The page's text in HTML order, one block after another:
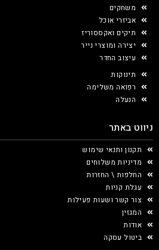
משחקים
אביזרי אוכל
תיקים ואקססוריז
יצירה ומוצרי נייר
עיצוב החדר
תינוקות
רפואה משלימה
הנעלה
ניווט באתר
תקנון ותנאי שימוש
מדיניות משלוחים
החלפות \ החזרות
עגלת קניות
צור קשר ושעות פעילות
המגזין
אודות
ביטול עסקה